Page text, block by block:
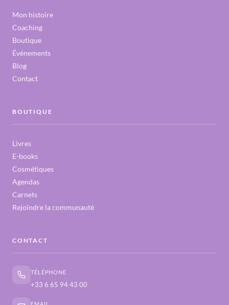
Mon histoire
Coaching
Boutique
Événements
Blog
Contact
BOUTIQUE
Livres
E-books
Cosmétiques
Agendas
Carnets
Rejoindre la communauté
CONTACT
TÉLÉPHONE
+33 6 65 94 43 00